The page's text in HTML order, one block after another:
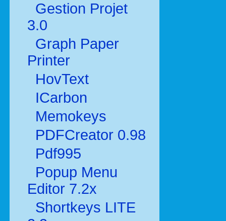
Gestion Projet
3.0
Graph Paper
Printer
HovText
ICarbon
Memokeys
PDFCreator 0.98
Pdf995
Popup Menu
Editor 7.2x
Shortkeys LITE